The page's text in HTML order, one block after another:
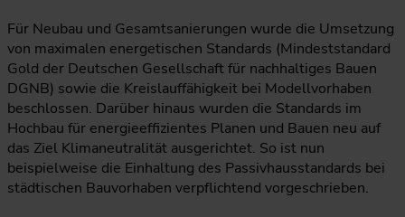
Für Neubau und Gesamtsanierungen wurde die Umsetzung
von maximalen energetischen Standards (Mindeststandard
Gold der Deutschen Gesellschaft für nachhaltiges Bauen
DGNB) sowie die Kreislauffähigkeit bei Modellvorhaben
beschlossen. Darüber hinaus wurden die Standards im
Hochbau für energieeffizientes Planen und Bauen neu auf
das Ziel Klimaneutralität ausgerichtet. So ist nun
beispielweise die Einhaltung des Passivhausstandards bei
städtischen Bauvorhaben verpflichtend vorgeschrieben.